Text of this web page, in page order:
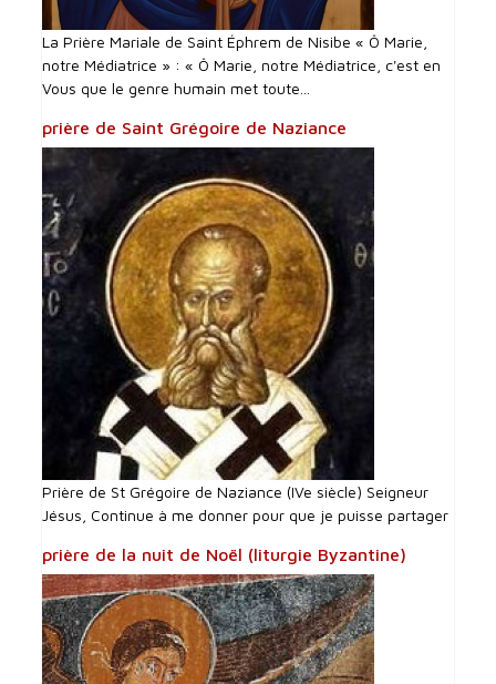
La Prière Mariale de Saint Éphrem de Nisibe « Ô Marie,
notre Médiatrice » : « Ô Marie, notre Médiatrice, c'est en
Vous que le genre humain met toute...
prière de Saint Grégoire de Naziance
Prière de St Grégoire de Naziance (IVe siècle) Seigneur
Jésus, Continue à me donner pour que je puisse partager
prière de la nuit de Noël (liturgie Byzantine)